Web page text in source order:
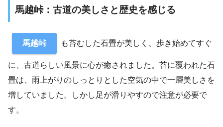
馬越峠：古道の美しさと歴史を感じる
馬越峠 も苔むした石畳が美しく、歩き始めてすぐ
に、古道らしい風景に心が癒されました。苔に覆われた石
畳は、雨上がりのしっとりとした空気の中で一層美しさを
増していました。しかし足が滑りやすので注意が必要で
す。